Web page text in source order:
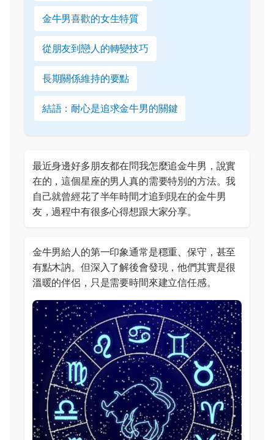
金牛男喜歡的女生特質
從朋友到戀人的轉變技巧
長期關係維持的要點
結語：耐心是追求金牛男的關鍵
最近身邊好多朋友都在問我怎麼追金牛男，說實
在的，這個星座的男人真的需要特別的方法。我
自己就曾經花了半年時間才追到現在的金牛男
友，過程中有很多心得想跟大家分享。
金牛男給人的第一印象通常是穩重、保守，甚至
有點木訥。但深入了解後會發現，他們其實是很
溫暖的伴侶，只是需要時間來建立信任感。